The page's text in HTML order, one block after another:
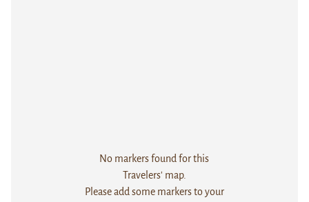
No markers found for this
Travelers' map.
Please add some markers to your